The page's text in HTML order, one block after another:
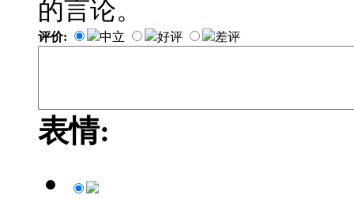
的言论。
评价: 中立 好评 差评
表情: